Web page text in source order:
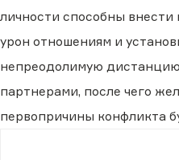
личности способны
урон отношениям и
непреодолимую
партнерами, после чего
первопричины конфликта